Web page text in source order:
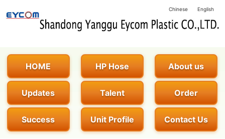
Chinese English
HOME HP Hose About us
Updates Talent Order
Success Unit Profile Contact Us